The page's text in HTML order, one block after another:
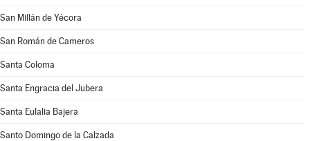
San Millán de Yécora
San Román de Cameros
Santa Coloma
Santa Engracia del Jubera
Santa Eulalia Bajera
Santo Domingo de la Calzada